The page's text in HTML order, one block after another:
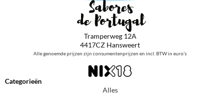
Tramperweg 12A
4417CZ Hansweert
Alle genoemde prijzen zijn consumentenprijzen en incl. BTW in euro’s
Categorieën
Alles